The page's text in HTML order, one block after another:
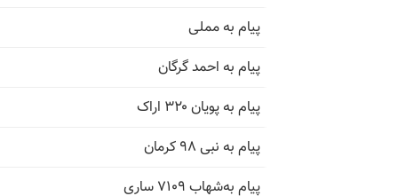
پیام به مملی
پیام به احمد گرگان
پیام به پویان ۳۲۰ اراک
پیام به نبی ۹۸ کرمان
پیام به‌شهاب ۷۱۰۹ ساری